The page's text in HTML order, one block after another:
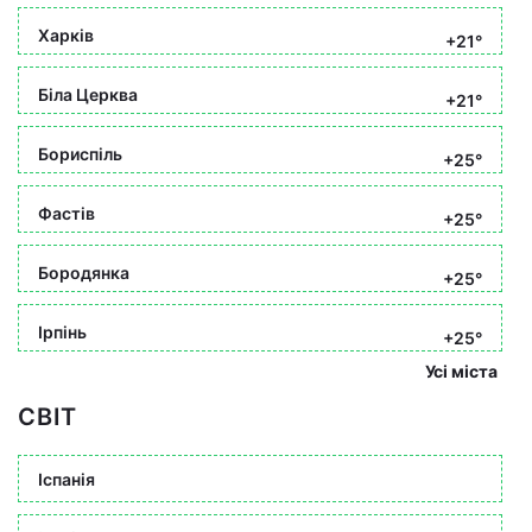
Харків +21°
Біла Церква +21°
Бориспіль +25°
Фастів +25°
Бородянка +25°
Ірпінь
+25°
Усі міста
СВІТ
Іспанія